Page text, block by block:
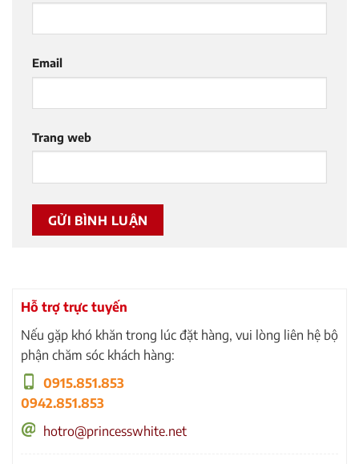
Email
Trang web
Hỗ trợ trực tuyến
Nếu gặp khó khăn trong lúc đặt hàng, vui lòng liên hệ bộ
phận chăm sóc khách hàng:
0915.851.853
0942.851.853
hotro@princesswhite.net